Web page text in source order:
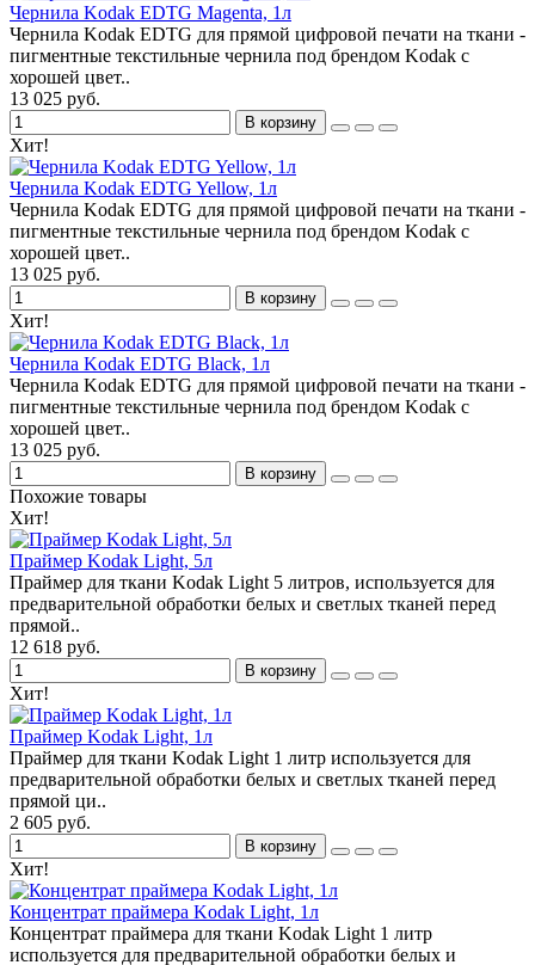
Чернила Kodak EDTG Magenta, 1л
Чернила Kodak EDTG для прямой цифровой печати на ткани -
пигментные текстильные чернила под брендом Kodak с
хорошей цвет..
13 025 руб.
В корзину
Хит!
Чернила Kodak EDTG Yellow, 1л
Чернила Kodak EDTG для прямой цифровой печати на ткани -
пигментные текстильные чернила под брендом Kodak с
хорошей цвет..
13 025 руб.
В корзину
Хит!
Чернила Kodak EDTG Black, 1л
Чернила Kodak EDTG для прямой цифровой печати на ткани -
пигментные текстильные чернила под брендом Kodak с
хорошей цвет..
13 025 руб.
В корзину
Похожие товары
Хит!
Праймер Kodak Light, 5л
Праймер для ткани Kodak Light 5 литров, используется для
предварительной обработки белых и светлых тканей перед
прямой..
12 618 руб.
В корзину
Хит!
Праймер Kodak Light, 1л
Праймер для ткани Kodak Light 1 литр используется для
предварительной обработки белых и светлых тканей перед
прямой ци..
2 605 руб.
В корзину
Хит!
Концентрат праймера Kodak Light, 1л
Концентрат праймера для ткани Kodak Light 1 литр
используется для предварительной обработки белых и